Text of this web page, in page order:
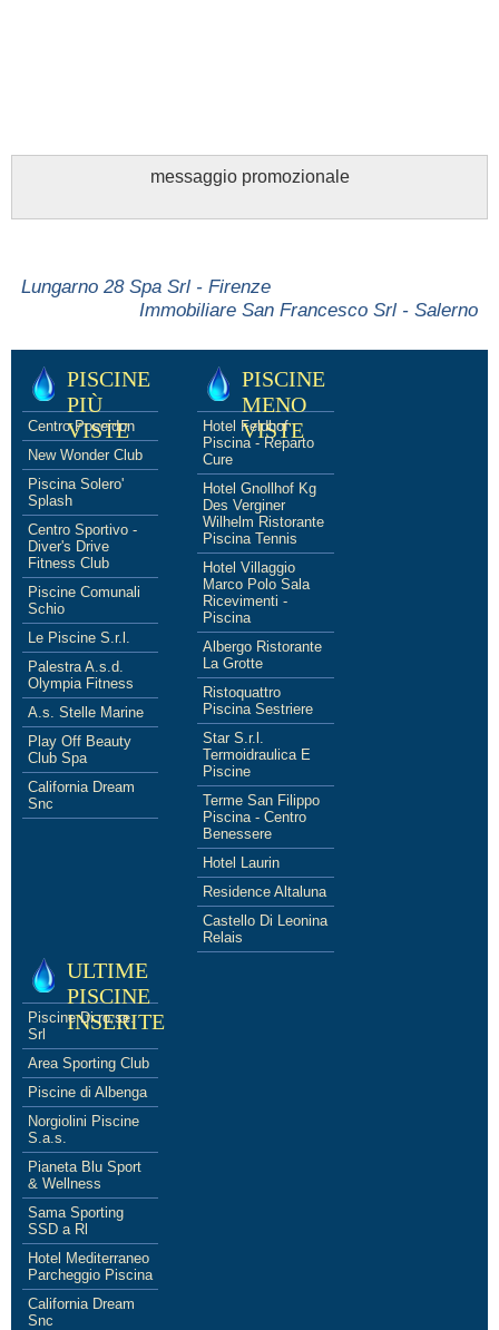
messaggio promozionale
Lungarno 28 Spa Srl - Firenze
Immobiliare San Francesco Srl - Salerno
PISCINE
PIÙ
VISTE
Centro Poseidon
New Wonder Club
Piscina Solero'
Splash
Centro Sportivo -
Diver's Drive
Fitness Club
Piscine Comunali
Schio
Le Piscine S.r.l.
Palestra A.s.d.
Olympia Fitness
A.s. Stelle Marine
Play Off Beauty
Club Spa
California Dream
Snc
PISCINE
MENO
VISTE
Hotel Feldhof
Piscina - Reparto
Cure
Hotel Gnollhof Kg
Des Verginer
Wilhelm Ristorante
Piscina Tennis
Hotel Villaggio
Marco Polo Sala
Ricevimenti -
Piscina
Albergo Ristorante
La Grotte
Ristoquattro
Piscina Sestriere
Star S.r.l.
Termoidraulica E
Piscine
Terme San Filippo
Piscina - Centro
Benessere
Hotel Laurin
Residence Altaluna
Castello Di Leonina
Relais
ULTIME
PISCINE
INSERITE
Piscine Di.ro.se.
Srl
Area Sporting Club
Piscine di Albenga
Norgiolini Piscine
S.a.s.
Pianeta Blu Sport
& Wellness
Sama Sporting
SSD a Rl
Hotel Mediterraneo
Parcheggio Piscina
California Dream
Snc